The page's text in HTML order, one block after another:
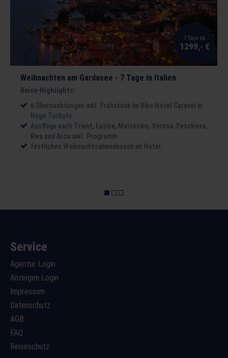
7 Tage ab
1299,- €
Weihnachten am Gardasee - 7 Tage in Italien
Reise-Highlights:
6 Übernachtungen inkl. Frühstück im Bike Hotel Caravel in
Nago Torbole
Ausflüge nach Trient, Lazise, Malcesine, Verona, Peschiera,
Riva und Arco inkl. Programm
festliches Weihnachtsabendessen im Hotel
Service
Agentur-Login
Anzeigen Login
Impressum
Datenschutz
AGB
FAQ
Reiseschutz